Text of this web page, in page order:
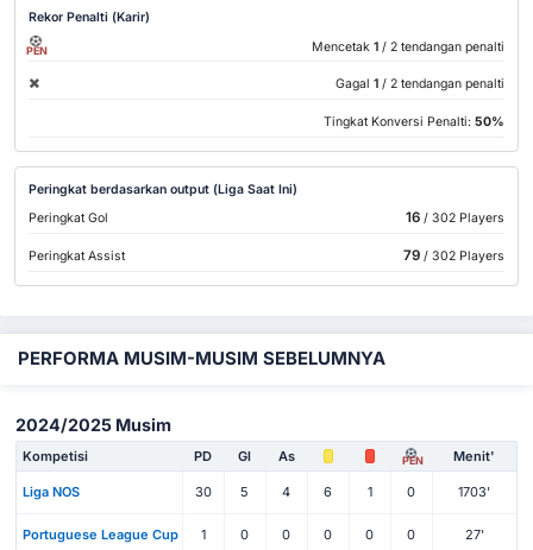
Rekor Penalti (Karir)
PEN Mencetak 1 / 2 tendangan penalti
Gagal 1 / 2 tendangan penalti
Tingkat Konversi Penalti: 50%
Peringkat berdasarkan output (Liga Saat Ini)
Peringkat Gol
16/ 302 Players
Peringkat Assist 79/ 302 Players
PERFORMA MUSIM-MUSIM SEBELUMNYA
2024/2025 Musim
Kompetisi PD Gl As PEN Menit'
Liga NOS 30 5 4 6 1 0 1703'
Portuguese League Cup 1 0 0 0 0 0 27'